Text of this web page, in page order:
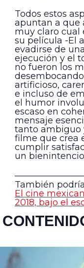
Todos estos
apuntan a que
muy claro cual
su película -El
evadirse de
ejecución y el
no fueron los
artificioso,
e incluso de
el humor
escaso en
mensaje
tanto ambiguo
filme que crea
cumplir
un
También
El cine
2018, bajo el